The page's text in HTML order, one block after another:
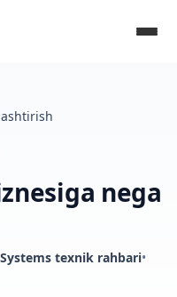
nega
texnik rahbari•